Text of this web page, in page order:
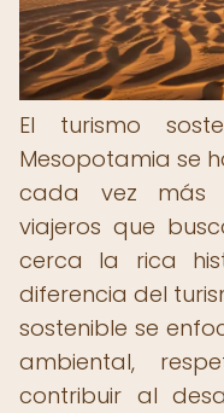
El turismo
Mesopotamia se
cada vez más
viajeros que
cerca la rica
diferencia del
sostenible se
ambiental,
contribuir al